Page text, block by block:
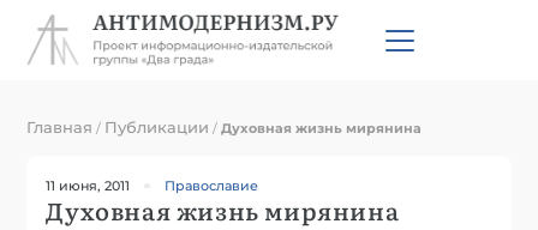
Главная / Публикации /Духовная жизнь мирянина
11 июня, 2011 Православие
Духовная жизнь мирянина